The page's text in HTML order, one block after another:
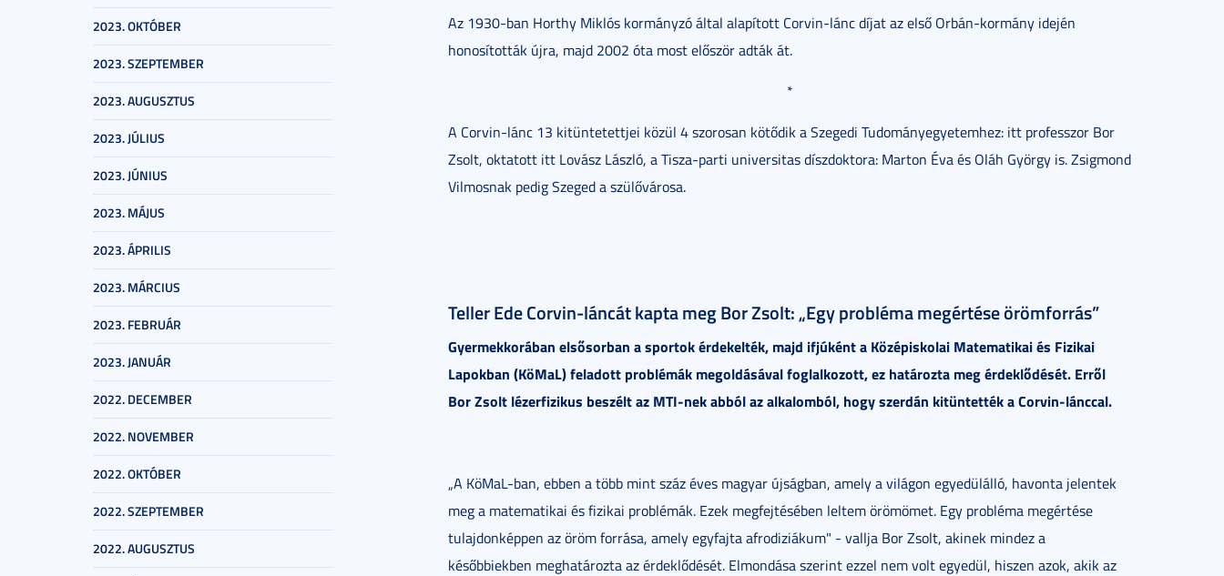
2023. OKTÓBER
2023. SZEPTEMBER
2023. AUGUSZTUS
2023. JÚLIUS
2023. JÚNIUS
2023. MÁJUS
2023. ÁPRILIS
2023. MÁRCIUS
2023. FEBRUÁR
2023. JANUÁR
2022. DECEMBER
2022. NOVEMBER
2022. OKTÓBER
2022. SZEPTEMBER
2022. AUGUSZTUS
Az 1930-ban Horthy Miklós kormányzó által alapított Corvin-lánc díjat az első Orbán-kormány idején
honosították újra, majd 2002 óta most először adták át.
*
A Corvin-lánc 13 kitüntetettjei közül 4 szorosan kötődik a Szegedi Tudományegyetemhez: itt professzor Bor
Zsolt, oktatott itt Lovász László, a Tisza-parti universitas díszdoktora: Marton Éva és Oláh György is. Zsigmond
Vilmosnak pedig Szeged a szülővárosa.
Teller Ede Corvin-láncát kapta meg Bor Zsolt: „Egy probléma megértése örömforrás”
Gyermekkorában elsősorban a sportok érdekelték, majd ifjúként a Középiskolai Matematikai és Fizikai
Lapokban (KöMaL) feladott problémák megoldásával foglalkozott, ez határozta meg érdeklődését. Erről
Bor Zsolt lézerfizikus beszélt az MTI-nek abból az alkalomból, hogy szerdán kitüntették a Corvin-lánccal.
„A KöMaL-ban, ebben a több mint száz éves magyar újságban, amely a világon egyedülálló, havonta jelentek
meg a matematikai és fizikai problémák. Ezek megfejtésében leltem örömömet. Egy probléma megértése
tulajdonképpen az öröm forrása, amely egyfajta afrodiziákum" - vallja Bor Zsolt, akinek mindez a
későbbiekben meghatározta az érdeklődését. Elmondása szerint ezzel nem volt egyedül, hiszen azok, akik az